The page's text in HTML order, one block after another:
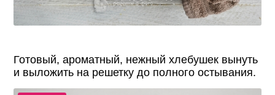
Готовый, ароматный, нежный хлебушек вынуть
и выложить на решетку до полного остывания.